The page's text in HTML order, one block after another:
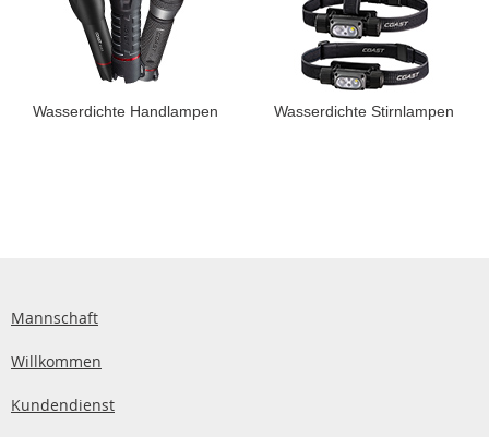
Wasserdichte Handlampen Wasserdichte Stirnlampen
Mannschaft
Willkommen
Kundendienst